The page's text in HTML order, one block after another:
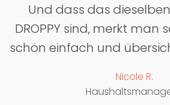
Und dass das
DROPPY sind, merkt man
schön einfach und
Nicole R.